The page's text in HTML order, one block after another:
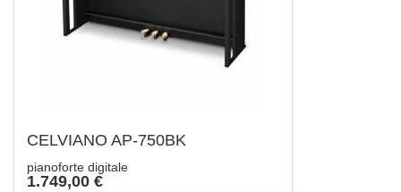
CELVIANO AP-750BK
pianoforte digitale
1.749,00 €